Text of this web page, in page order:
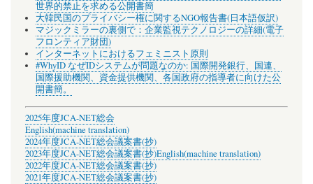
世界的禁止を求める公開書簡
大韓民国のプライバシー権に関するNGO報告書(日本語仮訳)
マジックミラーの裏側で：企業監視テクノロジーの詳細(電子
フロンティア財団)
インターネットにおけるフェミニスト原則
#WhyID なぜIDシステムが問題なのか: 国際開発銀行、国連、
国際援助機関、資金提供機関、各国政府の指導者に向けた公
開書簡。
2025年度JCA-NET総会
English(machine translation)
2024年度JCA-NET総会議案書(抄)
2023年度JCA-NET総会議案書(抄)English(machine translation)
2022年度JCA-NET総会議案書(抄)
2021年度JCA-NET総会議案書(抄)